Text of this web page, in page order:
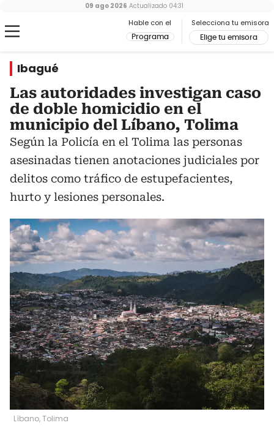
Hable con el
Programa
Selecciona tu emisora
Elige tu emisora
09 ago 2026 Actualizado 04:31
Ibagué
Las autoridades investigan caso
de doble homicidio en el
municipio del Líbano, Tolima
Según la Policía en el Tolima las personas
asesinadas tienen anotaciones judiciales por
delitos como tráfico de estupefacientes,
hurto y lesiones personales.
Líbano, Tolima